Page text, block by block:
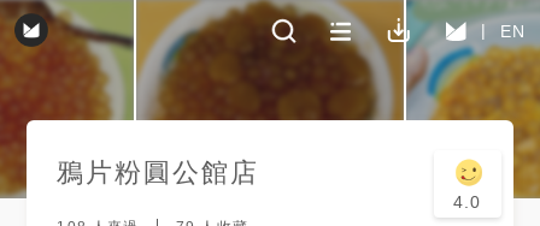
EN
鴉片粉圓公館店
4.0